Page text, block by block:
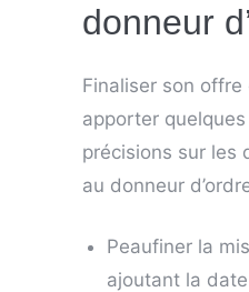
donneur
Finaliser son offre
apporter
précisions sur les
au donneur
Peaufiner la
ajoutant la